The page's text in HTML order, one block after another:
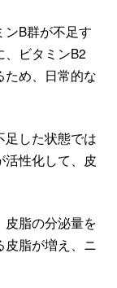
B群が不足す
、ビタミンB2
ため、日常的な
した状態では
性化して、皮
皮脂の分泌量を
脂が増え、ニ